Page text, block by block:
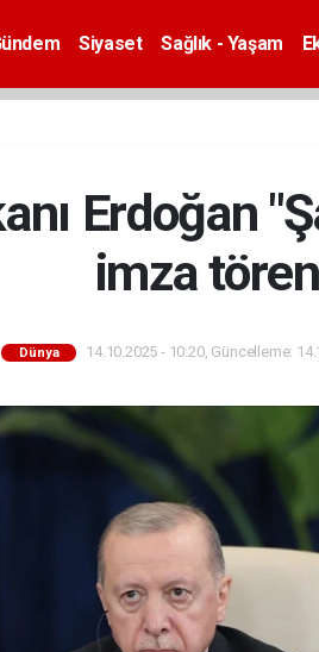
Siyaset Sağlık - Yaşam
Erdoğan
imza
Dünya 14.10.2025 - 10:20, Güncelleme: